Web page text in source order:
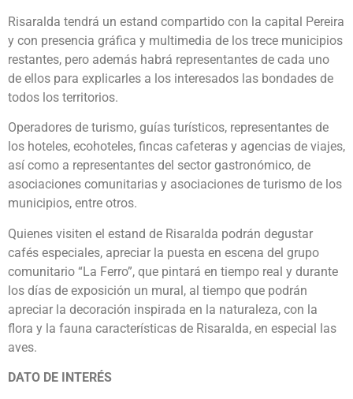
Risaralda tendrá un estand compartido con la capital Pereira
y con presencia gráfica y multimedia de los trece municipios
restantes, pero además habrá representantes de cada uno
de ellos para explicarles a los interesados las bondades de
todos los territorios.
Operadores de turismo, guías turísticos, representantes de
los hoteles, ecohoteles, fincas cafeteras y agencias de viajes,
así como a representantes del sector gastronómico, de
asociaciones comunitarias y asociaciones de turismo de los
municipios, entre otros.
Quienes visiten el estand de Risaralda podrán degustar
cafés especiales, apreciar la puesta en escena del grupo
comunitario “La Ferro”, que pintará en tiempo real y durante
los días de exposición un mural, al tiempo que podrán
apreciar la decoración inspirada en la naturaleza, con la
flora y la fauna características de Risaralda, en especial las
aves.
DATO DE INTERÉS